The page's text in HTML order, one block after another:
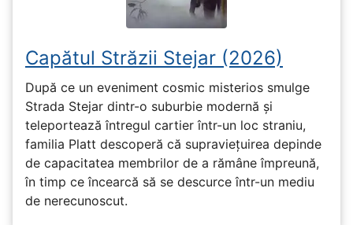
Capătul Străzii Stejar (2026)
După ce un eveniment cosmic misterios smulge
Strada Stejar dintr-o suburbie modernă și
teleportează întregul cartier într-un loc straniu,
familia Platt descoperă că supraviețuirea depinde
de capacitatea membrilor de a rămâne împreună,
în timp ce încearcă să se descurce într-un mediu
de nerecunoscut.